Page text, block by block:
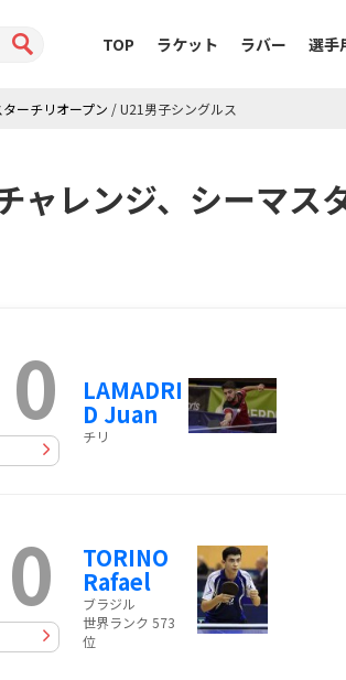
TOP ラケット ラバー 選手
ーチリオープン /U21男子シングルス
ャレンジ、シーマス
0 LAMADRI
D Juan
チリ
0 TORINO
Rafael
ブラジル
世界ランク 573
位